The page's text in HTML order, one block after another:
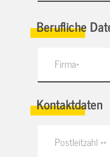
Berufliche
Kontaktdaten